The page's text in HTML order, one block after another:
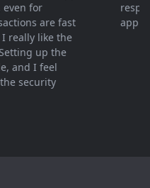
for
are fast
like the
up the
I feel